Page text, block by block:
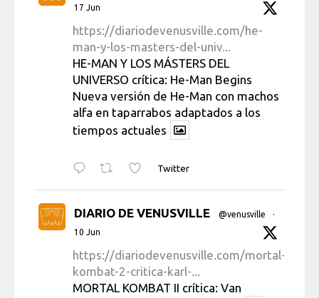
17 Jun
https://diariodevenusville.com/he-
man-y-los-masters-del-univ...
HE-MAN Y LOS MÁSTERS DEL
UNIVERSO crítica: He-Man Begins
Nueva versión de He-Man con machos
alfa en taparrabos adaptados a los
tiempos actuales
Twitter
DIARIO DE VENUSVILLE @venusville
·
10 Jun
https://diariodevenusville.com/mortal-
kombat-2-critica-karl-...
MORTAL KOMBAT II crítica: Van